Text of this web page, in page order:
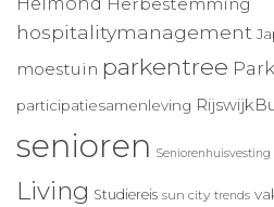
hospitalitymanagement
moestuin parkentree
participatiesamenleving
senioren Seniorenhuisvesting
Living Studiereis sun city trends